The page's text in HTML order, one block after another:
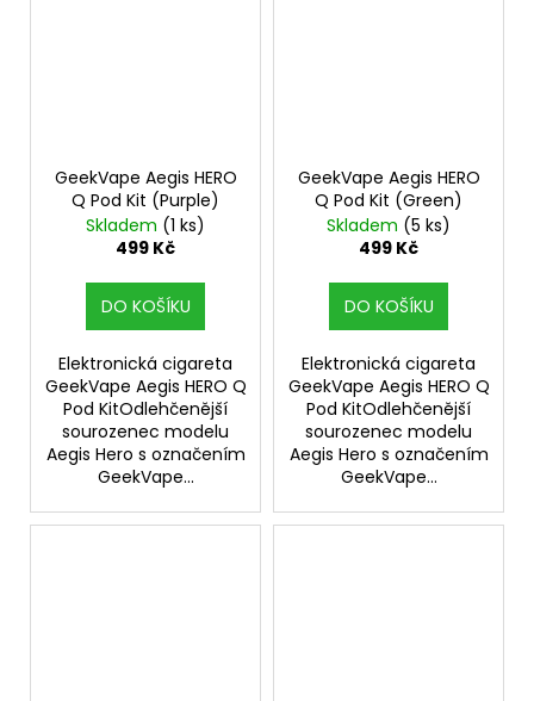
GeekVape Aegis HERO
Q Pod Kit (Purple)
Skladem (1 ks)
499 Kč
DO KOŠÍKU
Elektronická cigareta
GeekVape Aegis HERO Q
Pod KitOdlehčenější
sourozenec modelu
Aegis Hero s označením
GeekVape...
GeekVape Aegis HERO
Q Pod Kit (Green)
Skladem (5 ks)
499 Kč
DO KOŠÍKU
Elektronická cigareta
GeekVape Aegis HERO Q
Pod KitOdlehčenější
sourozenec modelu
Aegis Hero s označením
GeekVape...